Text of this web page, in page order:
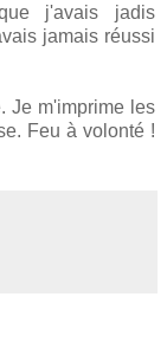
j'avais jadis
jamais réussi
Je m'imprime les
Feu à volonté !